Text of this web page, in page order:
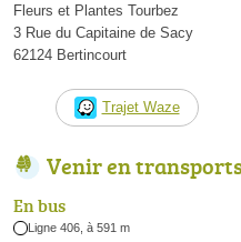
Fleurs et Plantes Tourbez
3 Rue du Capitaine de Sacy
62124 Bertincourt
Trajet Waze
Venir en
En bus
Ligne 406, à 591 m